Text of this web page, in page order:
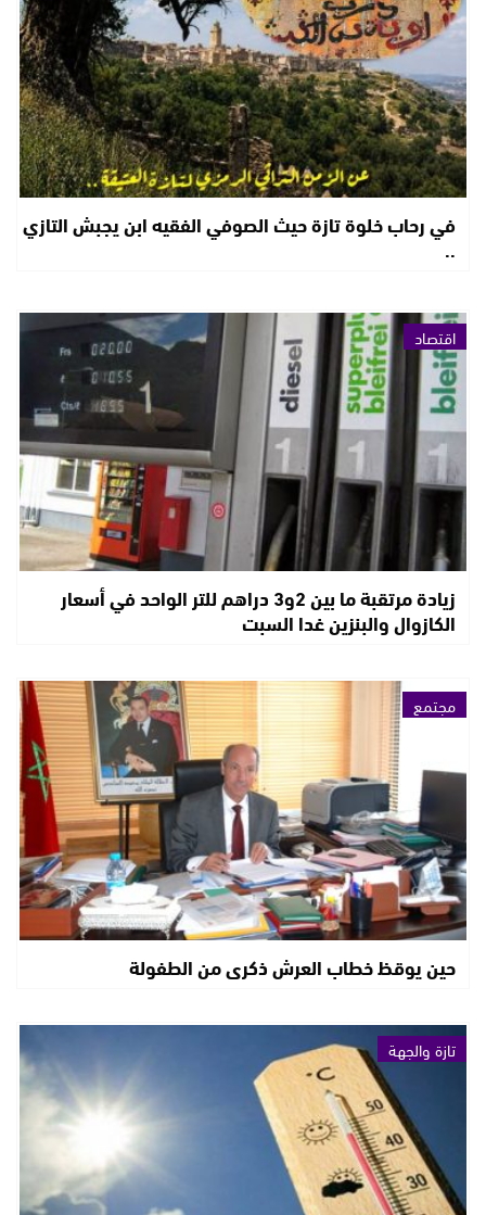
في رحاب خلوة تازة حيث الصوفي الفقيه ابن يجبش التازي
..
اقتصاد
زيادة مرتقبة ما بين 2و3 دراهم للتر الواحد في أسعار
الكازوال والبنزين غدا السبت
مجتمع
حين يوقظ خطاب العرش ذكرى من الطفولة
تازة والجهة